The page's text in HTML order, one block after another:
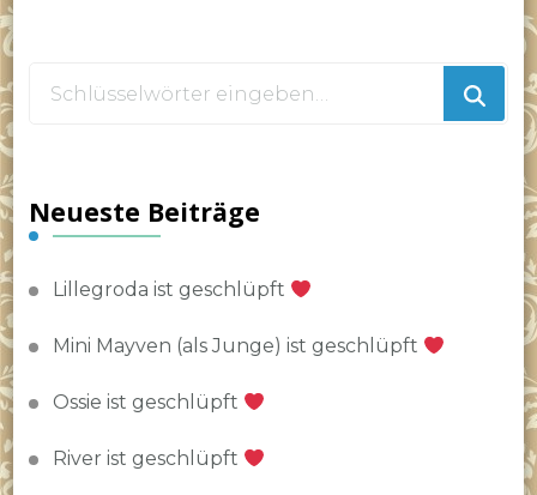
Neueste Beiträge
Lillegroda ist geschlüpft
Mini Mayven (als Junge) ist geschlüpft
Ossie ist geschlüpft
River ist geschlüpft